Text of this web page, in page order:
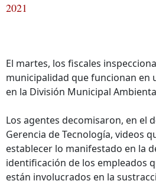
2021
El martes, los fiscales
municipalidad que funcionan en
en la División Municipal
Los agentes decomisaron, en el
Gerencia de Tecnología, videos
establecer lo manifestado en la
identificación de los empleados
están involucrados en la